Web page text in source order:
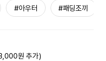
#아우터 #패딩조끼
원 추가)